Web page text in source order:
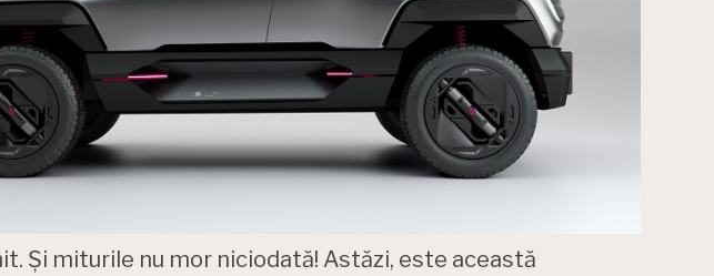
Și miturile nu mor niciodată! Astăzi, este această